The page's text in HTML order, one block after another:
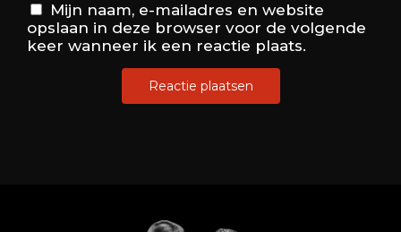
Mijn naam, e-mailadres en website
opslaan in deze browser voor de volgende
keer wanneer ik een reactie plaats.